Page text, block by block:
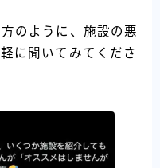
のように、施設の悪
に聞いてみてくださ